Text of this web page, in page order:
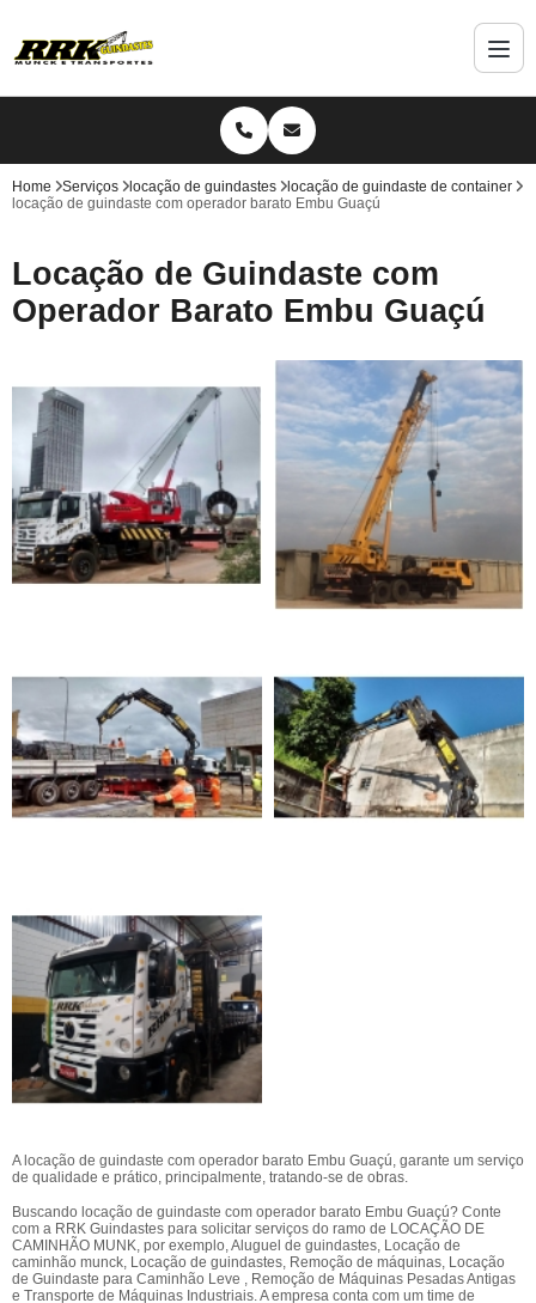
Home Serviços locação de guindastes
locação de guindaste de container
locação de guindaste com operador barato Embu Guaçú
Locação de Guindaste com
Operador Barato Embu Guaçú
A locação de guindaste com operador barato Embu Guaçú, garante um serviço
de qualidade e prático, principalmente, tratando-se de obras.
Buscando locação de guindaste com operador barato Embu Guaçú? Conte
com a RRK Guindastes para solicitar serviços do ramo de LOCAÇÃO DE
CAMINHÃO MUNK, por exemplo, Aluguel de guindastes, Locação de
caminhão munck, Locação de guindastes, Remoção de máquinas, Locação
de Guindaste para Caminhão Leve , Remoção de Máquinas Pesadas Antigas
e Transporte de Máquinas Industriais. A empresa conta com um time de